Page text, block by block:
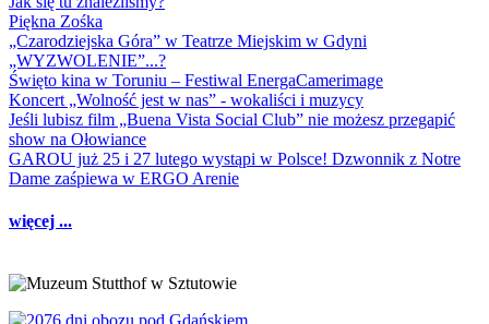
Piękna Zośka
„Czarodziejska Góra” w Teatrze Miejskim w Gdyni
„WYZWOLENIE”...?
Święto kina w Toruniu – Festiwal EnergaCamerimage
Koncert „Wolność jest w nas” - wokaliści i muzycy
Jeśli lubisz film „Buena Vista Social Club” nie możesz przegapić
show na Ołowiance
GAROU już 25 i 27 lutego wystąpi w Polsce! Dzwonnik z Notre
Dame zaśpiewa w ERGO Arenie
więcej ...